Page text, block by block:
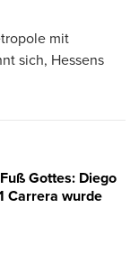
mit
sich, Hessens
Gottes: Diego
Carrera wurde